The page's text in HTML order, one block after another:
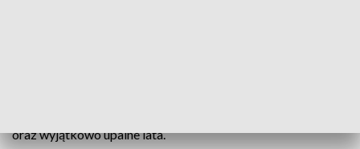
oraz wyjątkowo upalne lata.